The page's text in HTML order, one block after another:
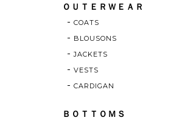
ＯＵＴＥＲＷＥＡＲ
COATS
BLOUSONS
JACKETS
VESTS
CARDIGAN
ＢＯＴＴＯＭＳ